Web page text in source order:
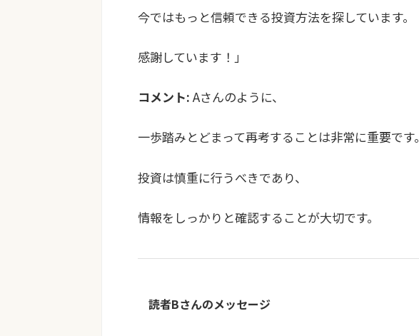
今ではもっと信頼できる投資方法を探しています。
感謝しています！」
コメント: Aさんのように、
一歩踏みとどまって再考することは非常に重要です。
投資は慎重に行うべきであり、
情報をしっかりと確認することが大切です。
読者Bさんのメッセージ